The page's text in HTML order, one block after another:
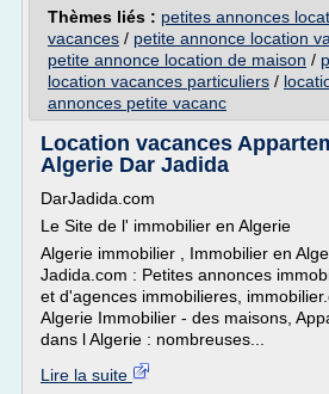
Thèmes liés : petites annonces
vacances / petite annonce location
petite annonce location de maison /
location vacances particuliers /
annonces petite vacanc
Location vacances
Algerie Dar Jadida
DarJadida.com
Le Site de l' immobilier en Algerie
Algerie immobilier , Immobilier en
Jadida.com : Petites annonces
et d'agences immobilieres,
Algerie Immobilier - des maisons,
dans l Algerie : nombreuses...
Lire la suite